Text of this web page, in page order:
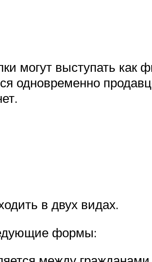
могут выступать как
одновременно
в двух видах.
формы: